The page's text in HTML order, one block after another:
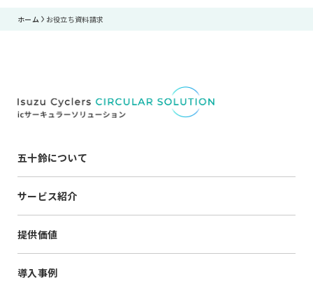
ホーム お役立ち資料請求
五十鈴について
サービス紹介
提供価値
導入事例